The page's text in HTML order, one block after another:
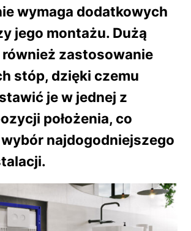
wymaga dodatkowych
jego montażu. Dużą
zastosowanie
stóp, dzięki czemu
je w jednej z
położenia, co
najdogodniejszego